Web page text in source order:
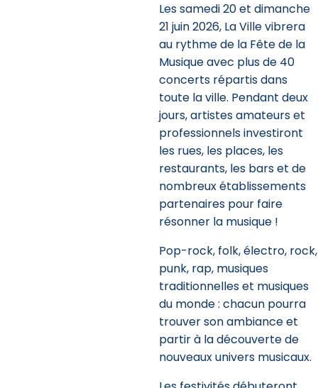
Les samedi 20 et dimanche
21 juin 2026, La Ville vibrera
au rythme de la Fête de la
Musique avec plus de 40
concerts répartis dans
toute la ville. Pendant deux
jours, artistes amateurs et
professionnels investiront
les rues, les places, les
restaurants, les bars et de
nombreux établissements
partenaires pour faire
résonner la musique !
Pop-rock, folk, électro, rock,
punk, rap, musiques
traditionnelles et musiques
du monde : chacun pourra
trouver son ambiance et
partir à la découverte de
nouveaux univers musicaux.